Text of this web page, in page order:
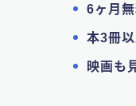
6ヶ月
本3冊
映画も